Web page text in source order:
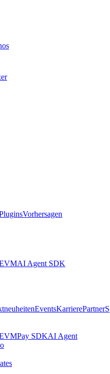
Vorhersagen
AI Agent SDK
EventsKarrierePartnerS
Pay SDKAI Agent